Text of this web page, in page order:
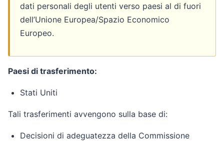
dati personali degli utenti verso paesi al di fuori
dell’Unione Europea/Spazio Economico
Europeo.
Paesi di trasferimento:
Stati Uniti
Tali trasferimenti avvengono sulla base di:
Decisioni di adeguatezza della Commissione